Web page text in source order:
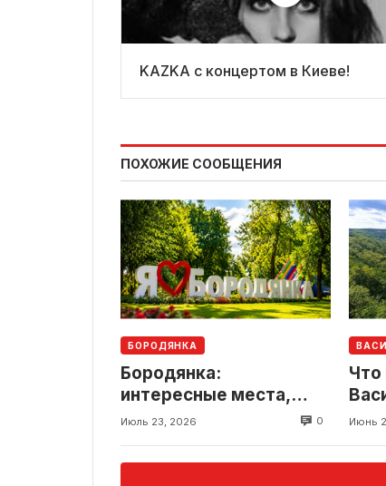
KAZKA с концертом в Киеве!
ПОХОЖИЕ СООБЩЕНИЯ
БОРОДЯНКА
Бородянка:
интересные места,
история и локации для
Июль 23, 2026 0
Что
Июнь